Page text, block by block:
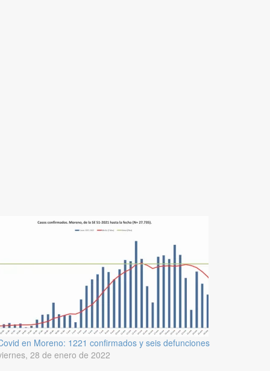
en Moreno: 1221 confirmados y seis defunciones
28 de enero de 2022